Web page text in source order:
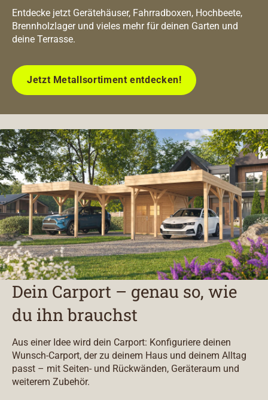
Entdecke jetzt Gerätehäuser, Fahrradboxen, Hochbeete,
Brennholzlager und vieles mehr für deinen Garten und
deine Terrasse.
Jetzt Metallsortiment entdecken!
Dein Carport – genau so, wie
du ihn brauchst
Aus einer Idee wird dein Carport: Konfiguriere deinen
Wunsch-Carport, der zu deinem Haus und deinem Alltag
passt – mit Seiten- und Rückwänden, Geräteraum und
weiterem Zubehör.